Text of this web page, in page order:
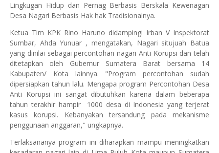
Lingkugan Hidup dan Pernag Berbasis Berskala Kewenagan
Desa Nagari Berbasis Hak hak Tradisionalnya.
Ketua Tim KPK Rino Haruno didampingi Irban V Inspektorat
Sumbar, Ahda Yunuar , mengatakan, Nagari situjuah Batua
yang dinilai sebagai percontohan nagari Anti Korupsi dan telah
ditetapkan oleh Gubernur Sumatera Barat bersama 14
Kabupaten/ Kota lainnya. "Program percontohan sudah
dipersiapkan tahun lalu. Mengapa program Percontohan Desa
Anti Korupsi ini sangat dibutuhkan karena dalam beberapa
tahun terakhir hampir 1000 desa di Indonesia yang terjerat
kasus korupsi. Kebanyakan tersandung pada mekanisme
penggunaan anggaran," ungkapnya.
Terlaksananya program ini diharapkan mampu meningkatkan